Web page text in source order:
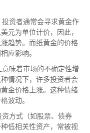
资者通常会寻求黄金作
元为单位计价，因此，
趋势。而纸黄金的价格
应影响。
味着市场的不确定性增
情况下，许多投资者会
金价格上涨。这种情绪
波动。
方式（如股票、债券
低相关性资产，常被视